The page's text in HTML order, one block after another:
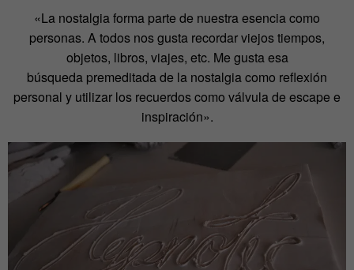
«La nostalgia forma parte de nuestra esencia como
personas. A todos nos gusta recordar viejos tiempos,
objetos, libros, viajes, etc. Me gusta esa
búsqueda premeditada de la nostalgia como reflexión
personal y utilizar los recuerdos como válvula de escape e
inspiración».